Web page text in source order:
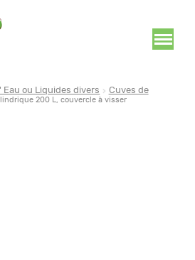
Eau ou Liquides divers
Cuves de
200 L, couvercle à visser